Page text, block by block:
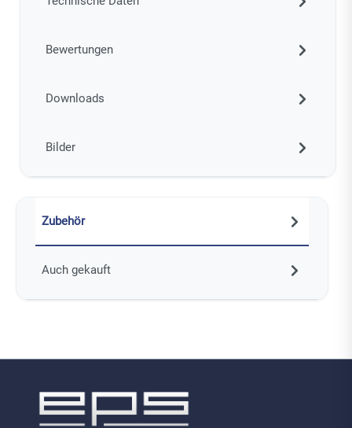
Bewertungen
Downloads
Bilder
Zubehör
Auch gekauft